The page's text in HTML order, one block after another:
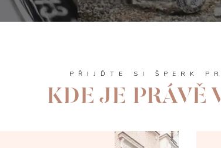
PŘIJĎTE SI ŠPERK
KDE JE PRÁVĚ